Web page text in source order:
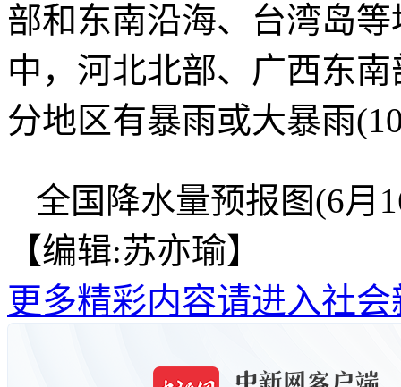
部和东南沿海、台湾岛
中，河北北部、广西东
分地区有暴雨或大暴雨
全国降水量预报图(6月
【编辑:苏亦瑜】
更多精彩内容请进入社会